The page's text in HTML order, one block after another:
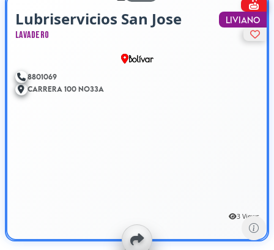
Liviano
Lubriservicios San Jose
Lavadero
Bolívar
8801069
Carrera 100 No33A
3 Views